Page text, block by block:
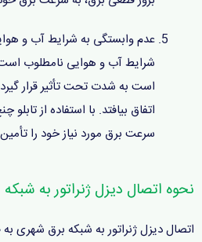
عدم وابستگی به شرایط آب و
شرایط آب و هوایی نامطلوب
است به شدت تحت تأثیر قرار
اتفاق بیافتد. با استفاده از تابلو
سرعت برق مورد نیاز خود را
نحوه اتصال دیزل ژنراتور به شبکه
اتصال دیزل ژنراتور به شبکه برق شهری